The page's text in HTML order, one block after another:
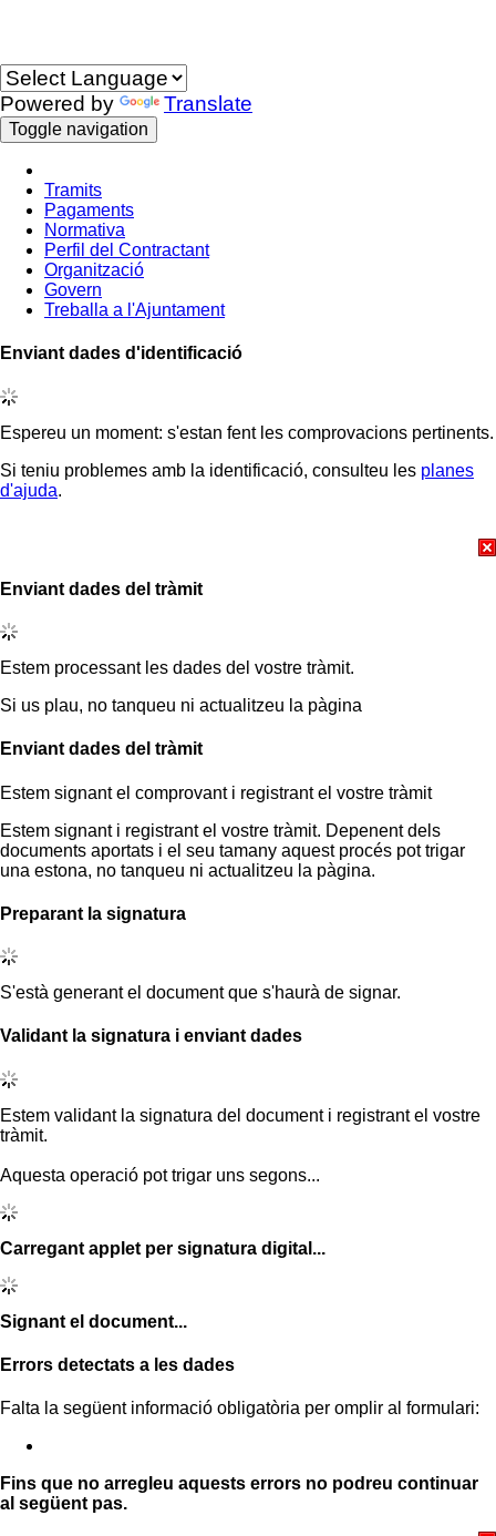
Powered by Translate
Toggle navigation
Tramits
Pagaments
Normativa
Perfil del Contractant
Organització
Govern
Treballa a l'Ajuntament
Enviant dades d'identificació
Espereu un moment: s'estan fent les comprovacions pertinents.
Si teniu problemes amb la identificació, consulteu les planes
d'ajuda.
Enviant dades del tràmit
Estem processant les dades del vostre tràmit.
Si us plau, no tanqueu ni actualitzeu la pàgina
Enviant dades del tràmit
Estem signant el comprovant i registrant el vostre tràmit
Estem signant i registrant el vostre tràmit. Depenent dels
documents aportats i el seu tamany aquest procés pot trigar
una estona, no tanqueu ni actualitzeu la pàgina.
Preparant la signatura
S'està generant el document que s'haurà de signar.
Validant la signatura i enviant dades
Estem validant la signatura del document i registrant el vostre
tràmit.
Aquesta operació pot trigar uns segons...
Carregant applet per signatura digital...
Signant el document...
Errors detectats a les dades
Falta la següent informació obligatòria per omplir al formulari:
Fins que no arregleu aquests errors no podreu continuar
al següent pas.